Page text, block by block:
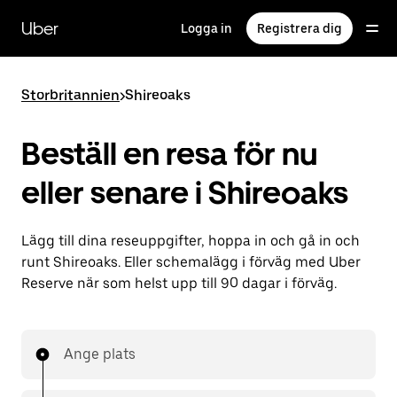
huvudinnehållet
Uber Logga in Registrera dig
Storbritannien>Shireoaks
Beställ en resa för nu
eller senare i Shireoaks
Lägg till dina reseuppgifter, hoppa in och gå in och
runt Shireoaks. Eller schemalägg i förväg med Uber
Reserve när som helst upp till 90 dagar i förväg.
Ange plats